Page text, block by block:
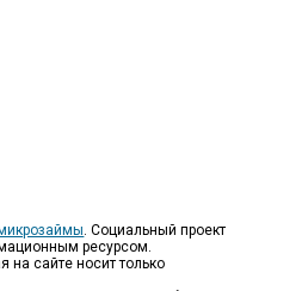
. Социальный проект
ресурсом.
сайте носит только